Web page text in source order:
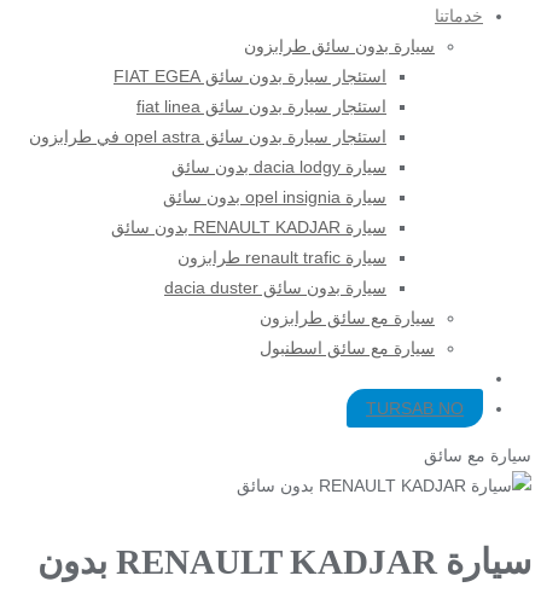
خدماتنا
سيارة بدون سائق طرابزون
استئجار سيارة بدون سائق FIAT EGEA
استئجار سيارة بدون سائق fiat linea
استئجار سيارة بدون سائق opel astra في طرابزون
سيارة dacia lodgy بدون سائق
سيارة opel insignia بدون سائق
سيارة RENAULT KADJAR بدون سائق
سيارة renault trafic طرابزون
سيارة بدون سائق dacia duster
سيارة مع سائق طرابزون​
سيارة مع سائق اسطنبول
TURSAB NO
سيارة مع سائق
سيارة RENAULT KADJAR بدون